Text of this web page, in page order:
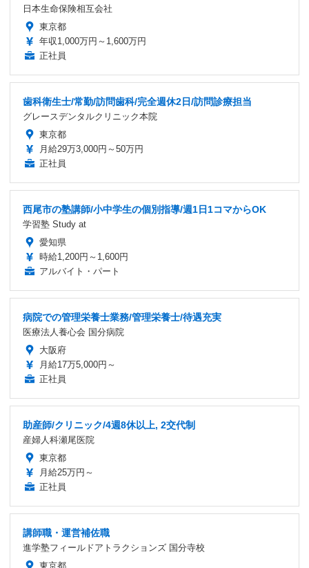
日本生命保険相互会社
東京都
年収1,000万円～1,600万円
正社員
歯科衛生士/常勤/訪問歯科/完全週休2日/訪問診療担当
グレースデンタルクリニック本院
東京都
月給29万3,000円～50万円
正社員
西尾市の塾講師/小中学生の個別指導/週1日1コマからOK
学習塾 Study at
愛知県
時給1,200円～1,600円
アルバイト・パート
病院での管理栄養士業務/管理栄養士/待遇充実
医療法人養心会 国分病院
大阪府
月給17万5,000円～
正社員
助産師/クリニック/4週8休以上, 2交代制
産婦人科瀬尾医院
東京都
月給25万円～
正社員
講師職・運営補佐職
進学塾フィールドアトラクションズ 国分寺校
東京都